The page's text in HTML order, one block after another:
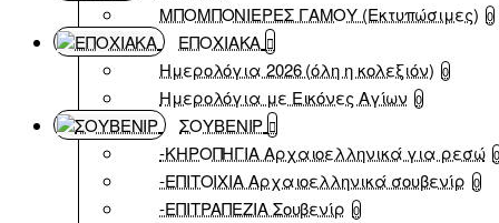
ΜΠΟΜΠΟΝΙΕΡΕΣ ΓΑΜΟΥ (Εκτυπώσιμες) 0
ΕΠΟΧΙΑΚΑ
Ημερολόγια 2026 (όλη η κολεξιόν) 0
Ημερολόγια με Εικόνες Αγίων 0
ΣΟΥΒΕΝΙΡ
-ΚΗΡΟΠΗΓΙΑ Αρχαιοελληνικά για ρεσώ 0
-ΕΠΙΤΟΙΧΙΑ Αρχαιοελληνικά σουβενίρ 0
-ΕΠΙΤΡΑΠΕΖΙΑ Σουβενίρ 0